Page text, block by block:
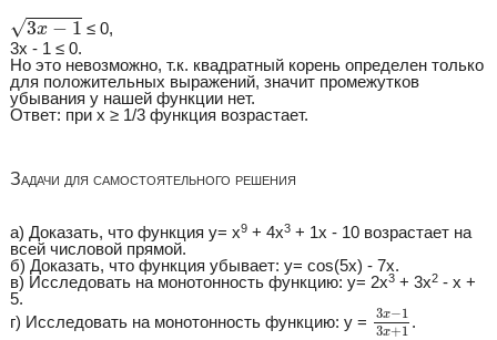
√3x − 1
x−1
≤ 0,
3x - 1 ≤ 0.
Но это невозможно, т.к. квадратный корень определен только
для положительных выражений, значит промежутков
убывания у нашей функции нет.
Ответ: при x ≥ 1/3 функция возрастает.
Задачи для самостоятельного решения
а) Доказать, что функция y= x9+ 4x3+ 1x - 10 возрастает на
всей числовой прямой.
б) Доказать, что функция убывает: y= cos(5x) - 7x.
в) Исследовать на монотонность функцию: y= 2x3+ 3x2- x +
5.
г) Исследовать на монотонность функцию: y =
3x−1
3x+1
3x−1
.